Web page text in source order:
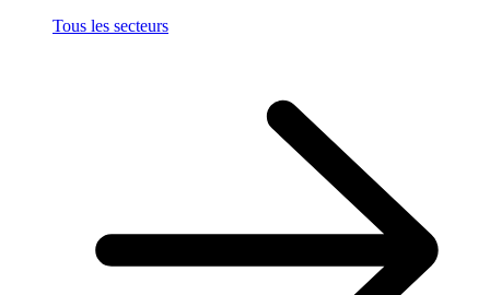
Tous les secteurs